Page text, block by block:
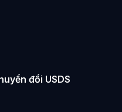
đổi USDS